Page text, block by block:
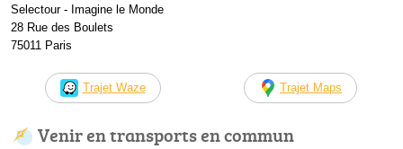
Selectour - Imagine le Monde
28 Rue des Boulets
75011 Paris
Trajet Waze Trajet Maps
Venir en transports en commun